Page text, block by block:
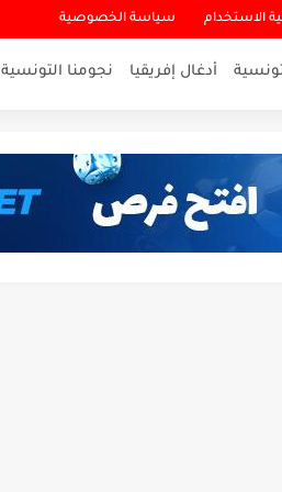
الاستخدام سياسة الخصوصية
أدغال إفريقيا نجومنا التونسية